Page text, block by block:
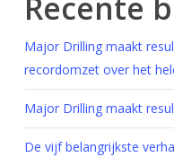
Major Drilling maakt
recordomzet over het
Major Drilling maakt
De vijf belangrijkste